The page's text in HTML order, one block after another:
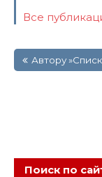
Все
поАвтору
Поиск по